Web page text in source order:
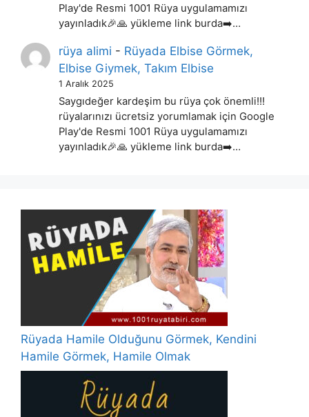
Play'de Resmi 1001 Rüya uygulamamızı
yayınladık🎉🙏 yükleme link burda➡️…
rüya alimi - Rüyada Elbise Görmek,
Elbise Giymek, Takım Elbise
1 Aralık 2025
Saygıdeğer kardeşim bu rüya çok önemli!!!
rüyalarınızı ücretsiz yorumlamak için Google
Play'de Resmi 1001 Rüya uygulamamızı
yayınladık🎉🙏 yükleme link burda➡️…
Rüyada Hamile Olduğunu Görmek, Kendini
Hamile Görmek, Hamile Olmak